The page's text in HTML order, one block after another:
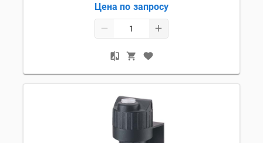
Цена по запросу